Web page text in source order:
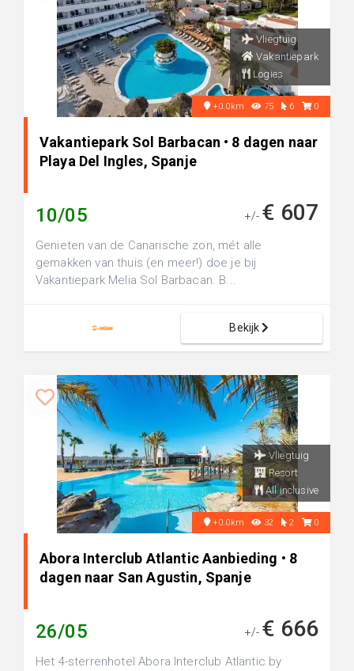
Vliegtuig
Vakantiepark
Logies
+0.0km 75 6 0
Vakantiepark Sol Barbacan • 8 dagen naar
Playa Del Ingles, Spanje
10/05 +/- € 607
Genieten van de Canarische zon, mét alle
gemakken van thuis (en meer!) doe je bij
Vakantiepark Melia Sol Barbacan. B...
Bekijk
Vliegtuig
Resort
All inclusive
+0.0km 32 2 0
Abora Interclub Atlantic Aanbieding • 8
dagen naar San Agustin, Spanje
26/05 +/- € 666
Het 4-sterrenhotel Abora Interclub Atlantic by